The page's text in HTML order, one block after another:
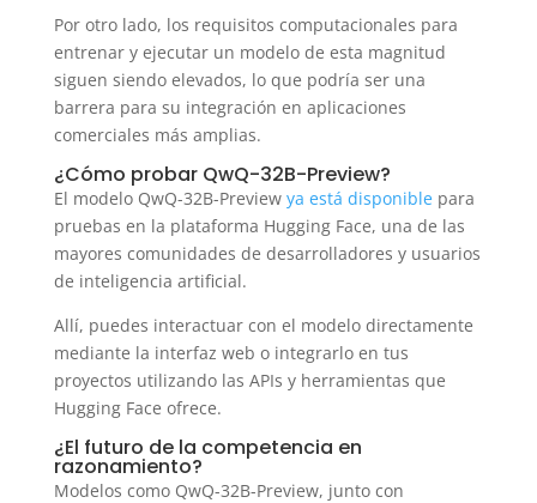
Por otro lado, los requisitos computacionales para
entrenar y ejecutar un modelo de esta magnitud
siguen siendo elevados, lo que podría ser una
barrera para su integración en aplicaciones
comerciales más amplias.
¿Cómo probar QwQ-32B-Preview?
El modelo QwQ-32B-Preview ya está disponiblepara
pruebas en la plataforma Hugging Face, una de las
mayores comunidades de desarrolladores y usuarios
de inteligencia artificial.
Allí, puedes interactuar con el modelo directamente
mediante la interfaz web o integrarlo en tus
proyectos utilizando las APIs y herramientas que
Hugging Face ofrece.
¿El futuro de la competencia en
razonamiento?
Modelos como QwQ-32B-Preview, junto con